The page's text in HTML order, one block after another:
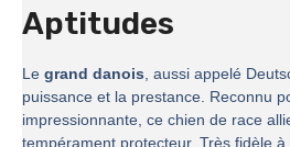
Aptitudes
Le grand danois, aussi appelé
puissance et la prestance. Reconnu
impressionnante, ce chien de race
tempérament protecteur. Très fidèle